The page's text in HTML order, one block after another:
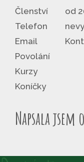
Členství
od
Telefon
Email
Povolání
Kurzy
Koníčky
Napsala jsem